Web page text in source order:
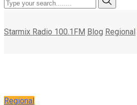
Starmix Radio 100.1FM Blog Regional
Regional